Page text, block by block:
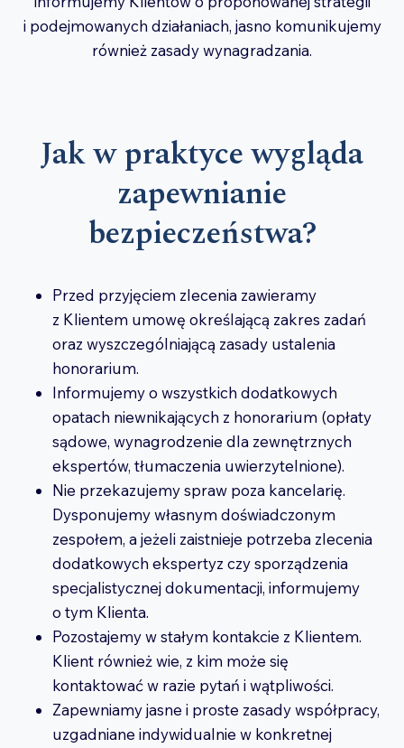
i podejmowanych działaniach, jasno komunikujemy
również zasady wynagradzania.
Jak w praktyce wygląda
zapewnianie
bezpieczeństwa?
Przed przyjęciem zlecenia zawieramy
z Klientem umowę określającą zakres zadań
oraz wyszczególniającą zasady ustalenia
honorarium.
Informujemy o wszystkich dodatkowych
opatach niewnikających z honorarium (opłaty
sądowe, wynagrodzenie dla zewnętrznych
ekspertów, tłumaczenia uwierzytelnione).
Nie przekazujemy spraw poza kancelarię.
Dysponujemy własnym doświadczonym
zespołem, a jeżeli zaistnieje potrzeba zlecenia
dodatkowych ekspertyz czy sporządzenia
specjalistycznej dokumentacji, informujemy
o tym Klienta.
Pozostajemy w stałym kontakcie z Klientem.
Klient również wie, z kim może się
kontaktować w razie pytań i wątpliwości.
Zapewniamy jasne i proste zasady współpracy,
uzgadniane indywidualnie w konkretnej